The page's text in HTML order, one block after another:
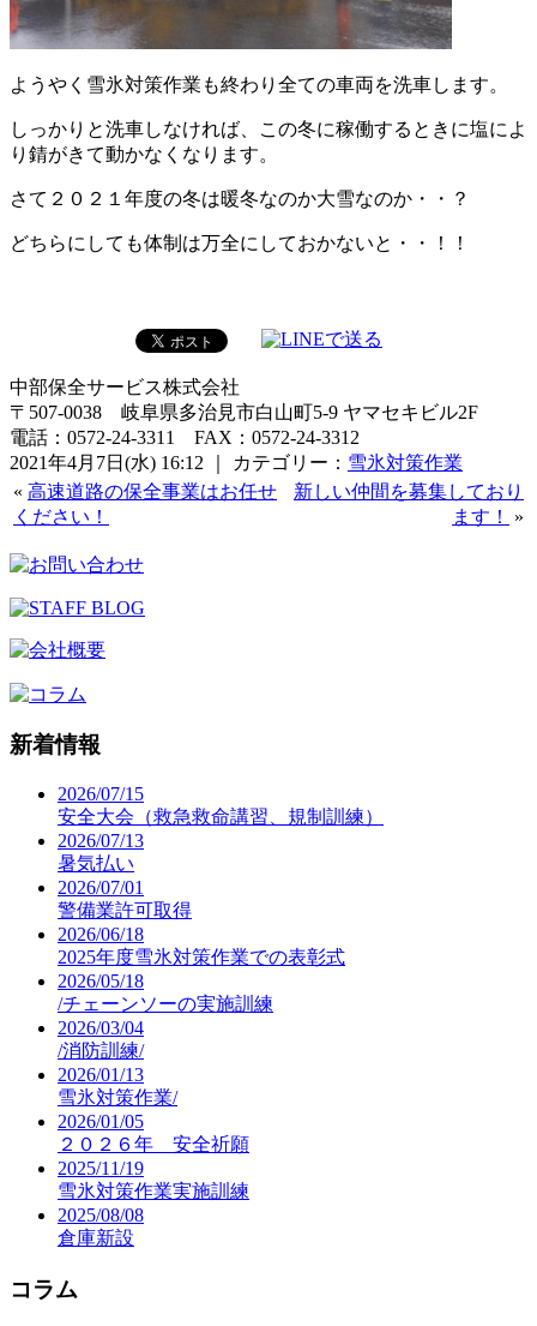
ようやく雪氷対策作業も終わり全ての車両を洗車します。
しっかりと洗車しなければ、この冬に稼働するときに塩によ
り錆がきて動かなくなります。
さて２０２１年度の冬は暖冬なのか大雪なのか・・？
どちらにしても体制は万全にしておかないと・・！！
中部保全サービス株式会社
〒507-0038 岐阜県多治見市白山町5-9 ヤマセキビル2F
電話：0572-24-3311 FAX：0572-24-3312
2021年4月7日(水) 16:12 ｜ カテゴリー： 雪氷対策作業
« 高速道路の保全事業はお任せ
ください！
新しい仲間を募集しており
ます！
»
新着情報
2026/07/15
安全大会（救急救命講習、規制訓練）
2026/07/13
暑気払い
2026/07/01
警備業許可取得
2026/06/18
2025年度雪氷対策作業での表彰式
2026/05/18
/チェーンソーの実施訓練
2026/03/04
/消防訓練/
2026/01/13
雪氷対策作業/
2026/01/05
２０２６年 安全祈願
2025/11/19
雪氷対策作業実施訓練
2025/08/08
倉庫新設
コラム